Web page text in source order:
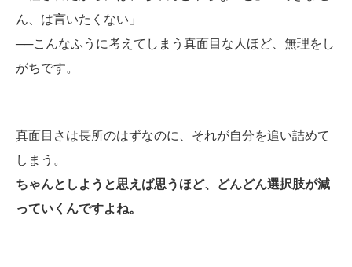
ん、は言いたくない」
──こんなふうに考えてしまう真面目な人ほど、無理をし
がちです。
真面目さは長所のはずなのに、それが自分を追い詰めて
しまう。
ちゃんとしようと思えば思うほど、どんどん選択肢が減
っていくんですよね。